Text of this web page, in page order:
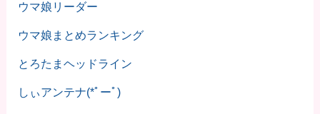
ウマ娘リーダー
ウマ娘まとめランキング
とろたまヘッドライン
しぃアンテナ(*ﾟーﾟ)